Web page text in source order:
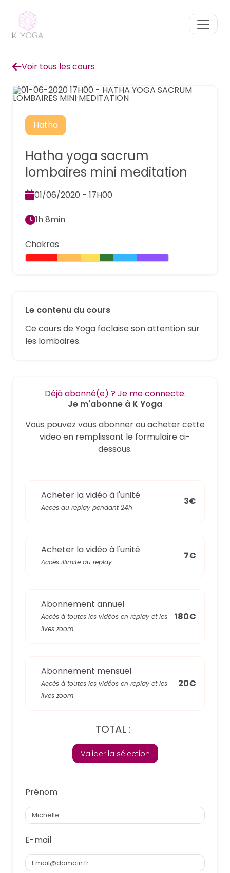
Voir tous les cours
Hatha
Chakras
Hatha yoga sacrum
lombaires mini meditation
01/06/2020 - 17H00
1h 8min
Le contenu du cours
Ce cours de Yoga foclaise son attention sur
les lombaires.
Déjà abonné(e) ? Je me connecte.
Je m'abonne à K Yoga
Vous pouvez vous abonner ou acheter cette
video en remplissant le formulaire ci-
dessous.
Acheter la vidéo à l'unité
Accès au replay pendant 24h
3€
Acheter la vidéo à l'unité
Accès illimité au replay
7€
Abonnement annuel
Accès à toutes les vidéos en replay et les
lives zoom
180€
Abonnement mensuel
Accès à toutes les vidéos en replay et les
lives zoom
20€
TOTAL :
Valider la sélection
Prénom
E-mail